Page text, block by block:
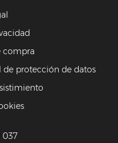
compra
protección de datos
037